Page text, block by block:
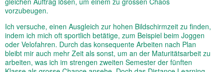
vorzubeugen.
Ich versuche, einen Ausgleich zur hohen Bildschirmzeit zu finden,
indem ich mich oft sportlich betätige, zum Beispiel beim Joggen
oder Velofahren. Durch das konsequente Arbeiten nach Plan
bleibt mir auch mehr Zeit als sonst, um an der Maturitätsarbeit zu
arbeiten, was ich im strengen zweiten Semester der fünften